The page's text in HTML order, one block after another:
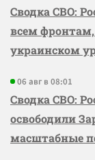
Сводка СВО:
всем
украинском
06 авг в 08:01
Сводка СВО:
освободили
масштабные